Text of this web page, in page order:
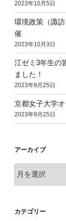
2023年10月5日
環境政策（諏
催
2023年10月3日
江ゼミ3年生の
ました！
2023年9月25日
京都女子大学
2023年9月25日
アーカイブ
ー
ブ
カテゴリー